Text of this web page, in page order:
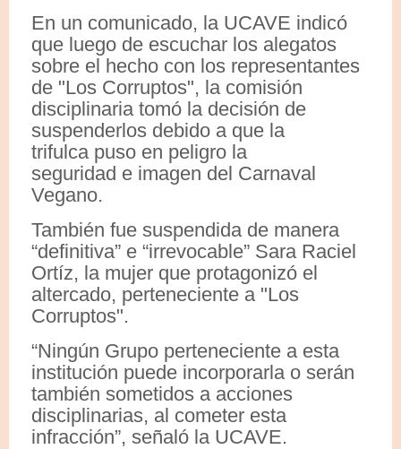
En un comunicado, la UCAVE indicó
que luego de escuchar los alegatos
sobre el hecho con los representantes
de "Los Corruptos", la comisión
disciplinaria tomó la decisión de
suspenderlos debido a que la
trifulca puso en peligro la
seguridad e imagen del Carnaval
Vegano.
También fue suspendida de manera
“definitiva” e “irrevocable” Sara Raciel
Ortíz, la mujer que protagonizó el
altercado, perteneciente a "Los
Corruptos".
“Ningún Grupo perteneciente a esta
institución puede incorporarla o serán
también sometidos a acciones
disciplinarias, al cometer esta
infracción”, señaló la UCAVE.